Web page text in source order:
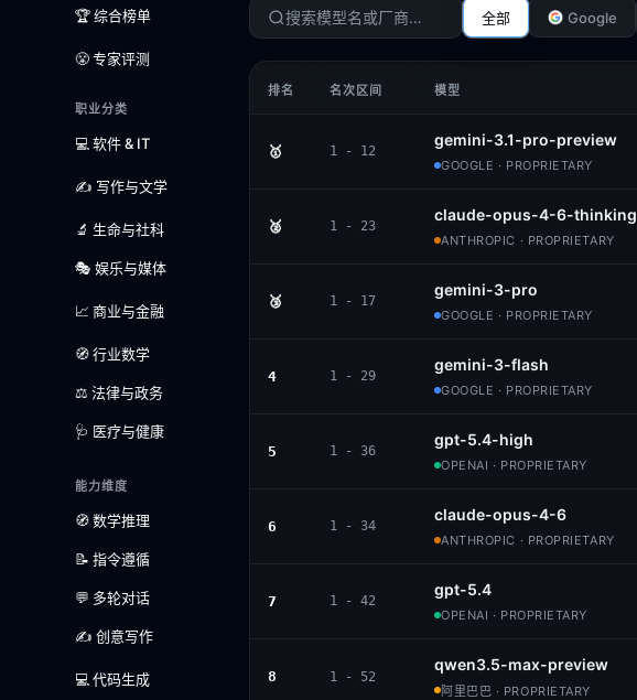
🏆 综合榜单
😤 专家评测
职业分类
💻 软件 & IT
✍️ 写作与文学
🔬 生命与社科
🎭 娱乐与媒体
📈 商业与金融
🧭 行业数学
⚖️ 法律与政务
🩺 医疗与健康
能力维度
🧭 数学推理
📝 指令遵循
💬 多轮对话
✍️ 创意写作
💻 代码生成
全部 Google
排名 名次区间 模型
🥇 1 - 12
gemini-3.1-pro-preview
GOOGLE · PROPRIETARY
🥈 1 - 23
claude-opus-4-6-thinking
ANTHROPIC · PROPRIETARY
🥉 1 - 17
gemini-3-pro
GOOGLE · PROPRIETARY
4 1 - 29
gemini-3-flash
GOOGLE · PROPRIETARY
5 1 - 36
gpt-5.4-high
OPENAI · PROPRIETARY
6 1 - 34
claude-opus-4-6
ANTHROPIC · PROPRIETARY
7 1 - 42
gpt-5.4
OPENAI · PROPRIETARY
8 1 - 52
qwen3.5-max-preview
阿里巴巴 · PROPRIETARY